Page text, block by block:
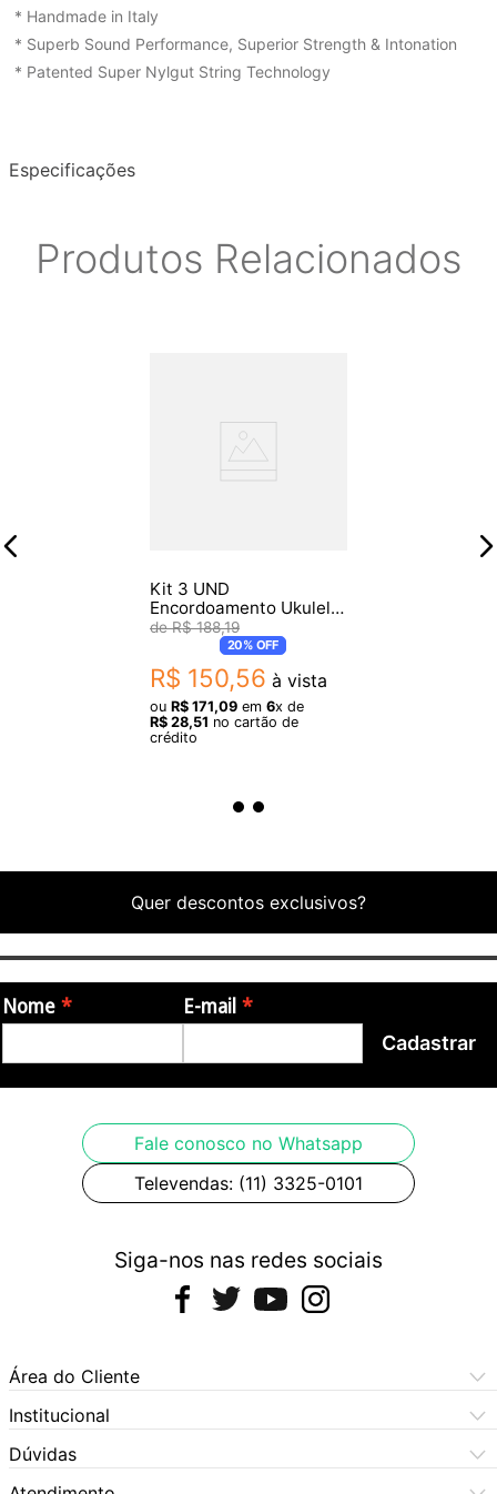
* Handmade in Italy
* Superb Sound Performance, Superior Strength & Intonation
* Patented Super Nylgut String Technology
Especificações
Produtos Relacionados
Kit 3 UND
Encordoamento Ukulele
Concert D'addario Pro
Arte EJ65C .28
R$ 188,19
20%OFF
R$ 150,56 à vista
ou R$ 171,09 em 6x de
R$ 28,51 no cartão de
crédito
Quer descontos exclusivos?
Nome E-mail
Cadastrar
Fale conosco no Whatsapp
Televendas: (11) 3325-0101
Siga-nos nas redes sociais
Área do Cliente
Meus Pedidos
Meus Dados
Institucional
Central de Atendimento
Dúvidas Frequentes
Dúvidas
Como Comprar